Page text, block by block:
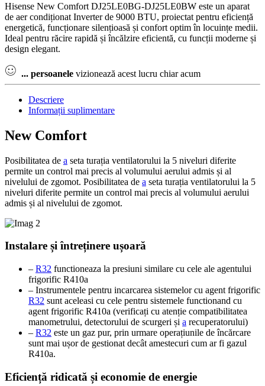
Hisense New Comfort DJ25LE0BG-DJ25LE0BW este un aparat
de aer condiționat Inverter de 9000 BTU, proiectat pentru eficiență
energetică, funcționare silențioasă și confort optim în locuințe medii.
Ideal pentru răcire rapidă și încălzire eficientă, cu funcții moderne și
design elegant.
... persoanele vizionează acest lucru chiar acum
Descriere
Informații suplimentare
New Comfort
Posibilitatea de a seta turația ventilatorului la 5 niveluri diferite
permite un control mai precis al volumului aerului admis și al
nivelului de zgomot. Posibilitatea de a seta turația ventilatorului la 5
niveluri diferite permite un control mai precis al volumului aerului
admis și al nivelului de zgomot.
Instalare și întreținere ușoară
– R32 functioneaza la presiuni similare cu cele ale agentului
frigorific R410a
– Instrumentele pentru incarcarea sistemelor cu agent frigorific
R32 sunt aceleasi cu cele pentru sistemele functionand cu
agent frigorific R410a (verificați cu atenție compatibilitatea
manometrului, detectorului de scurgeri și a recuperatorului)
– R32 este un gaz pur, prin urmare operațiunile de încărcare
sunt mai ușor de gestionat decât amestecuri cum ar fi gazul
R410a.
Eficiență ridicată și economie de energie